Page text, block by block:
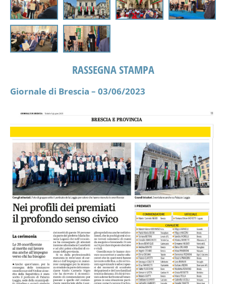
RASSEGNA STAMPA
Giornale di Brescia – 03/06/2023